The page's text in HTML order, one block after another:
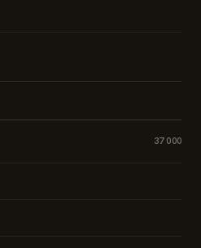
37 000